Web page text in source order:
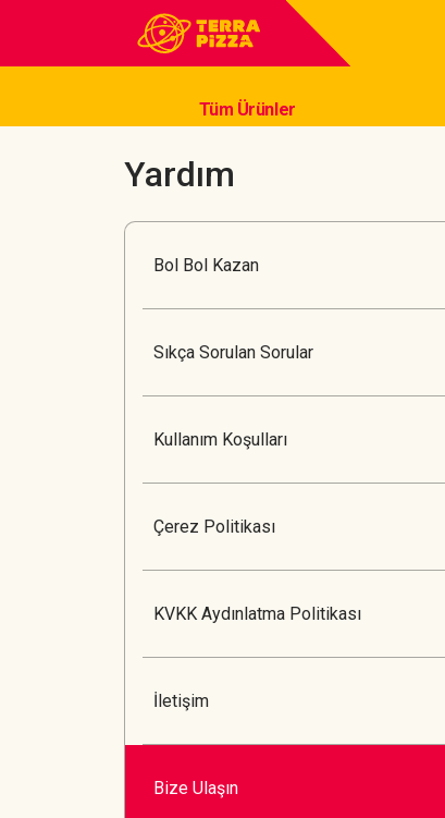
Tüm Ürünler
Yardım
Bol Bol Kazan
Sıkça Sorulan Sorular
Kullanım Koşulları
Çerez Politikası
KVKK Aydınlatma Politikası
İletişim
Bize Ulaşın